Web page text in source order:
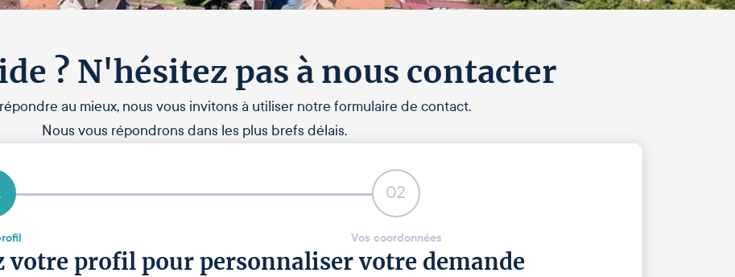
? N'hésitez pas à nous contacter
au mieux, nous vous invitons à utiliser notre formulaire de contact.
Nous vous répondrons dans les plus brefs délais.
02
Vos coordonnées
votre profil pour personnaliser votre demande